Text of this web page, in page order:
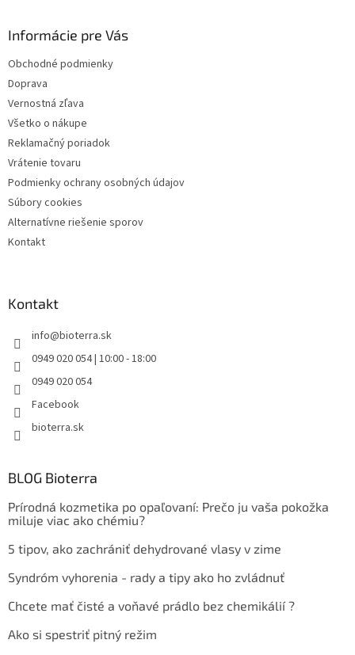
Informácie pre Vás
Obchodné podmienky
Doprava
Vernostná zľava
Všetko o nákupe
Reklamačný poriadok
Vrátenie tovaru
Podmienky ochrany osobných údajov
Súbory cookies
Alternatívne riešenie sporov
Kontakt
Kontakt
info@bioterra.sk
0949 020 054 | 10:00 - 18:00
0949 020 054
Facebook
bioterra.sk
BLOG Bioterra
Prírodná kozmetika po opaľovaní: Prečo ju vaša pokožka
miluje viac ako chémiu?
5 tipov, ako zachrániť dehydrované vlasy v zime
Syndróm vyhorenia - rady a tipy ako ho zvládnuť
Chcete mať čisté a voňavé prádlo bez chemikálií ?
Ako si spestriť pitný režim